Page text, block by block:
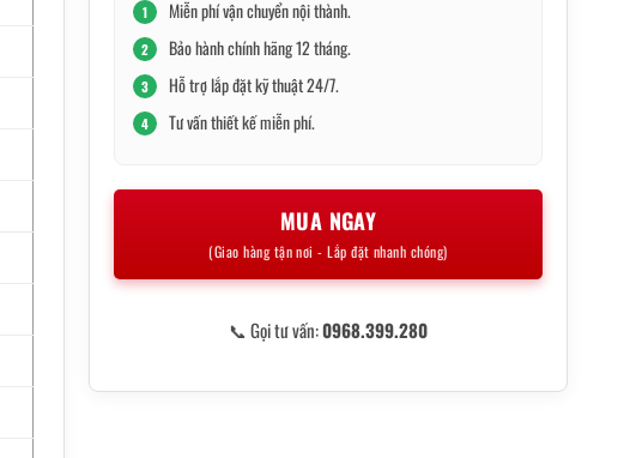
1 Miễn phí vận chuyển nội thành.
2 Bảo hành chính hãng 12 tháng.
3 Hỗ trợ lắp đặt kỹ thuật 24/7.
4 Tư vấn thiết kế miễn phí.
MUA NGAY
(Giao hàng tận nơi - Lắp đặt nhanh chóng)
📞 Gọi tư vấn:0968.399.280